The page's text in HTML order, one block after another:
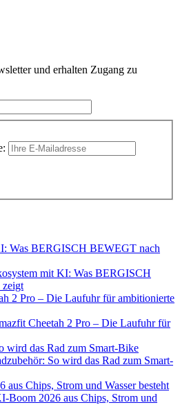
und erhalten Zugang zu
mit KI: Was BERGISCH
zeigt
Cheetah 2 Pro – Die Laufuhr für
So wird das Rad zum Smart-
Boom 2026 aus Chips, Strom und